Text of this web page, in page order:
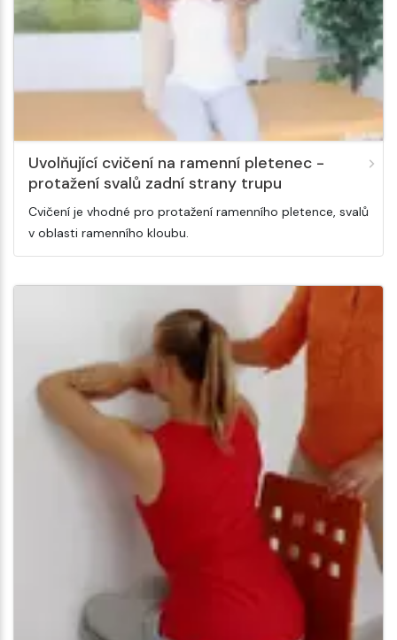
Uvolňující cvičení na ramenní pletenec -
protažení svalů zadní strany trupu
Cvičení je vhodné pro protažení ramenního pletence, svalů
v oblasti ramenního kloubu.